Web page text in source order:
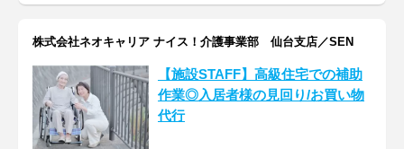
株式会社ネオキャリア ナイス！介護事業部 仙台支店／SEN
【施設STAFF】高級住宅での補助
作業◎入居者様の見回り/お買い物
代行